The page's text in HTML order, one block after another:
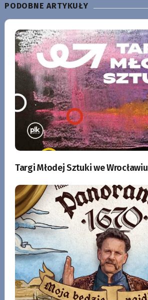
PODOBNE ARTYKUŁY
Targi Młodej Sztuki we Wrocławiu